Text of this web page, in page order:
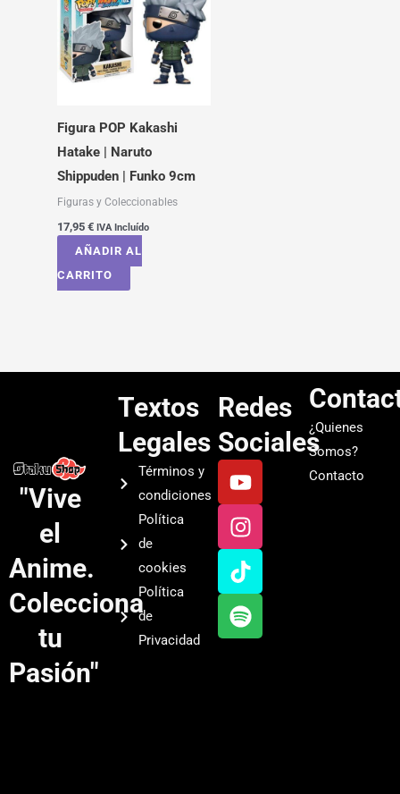
Figura POP Kakashi
Hatake | Naruto
Shippuden | Funko 9cm
Figuras y Coleccionables
17,95 € IVA Incluído
AÑADIR AL
CARRITO
"Vive
el
Anime.
Colecciona
tu
Pasión"
Textos
Legales
Términos y
condiciones
Política
de
cookies
Política
de
Privacidad
Redes
Sociales
Y
o
u
t
u
b
e
I
n
s
t
a
g
r
a
T
i
k
t
o
k
S
p
o
t
i
f
y
¿Quienes
Somos?
Contacto